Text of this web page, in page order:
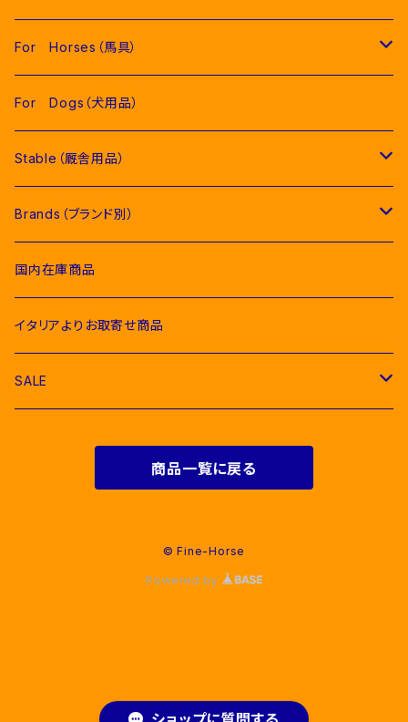
Men（男性用衣類）
Competition Jackets（競技用ジャケット）
Competition Shirts（競技用シャツ）
Bomber & Vest（アウター、ベスト）
Women（女性用衣類）
Competition Jackets（競技用ジャケット）
Competition Shirts（競技用シャツ）
Young Riders（ジュニア用衣類）
Competition Jackets（競技用ジャケット）
Competition Shirts（競技用シャツ）
Bomber & Vest（アウター、ベスト）
Socks & Ties（ソックス、ネクタイ類）
Socks（ソックス）
Ties（ネクタイ類）
Raincoats（レインコート）
Body Protector（ボディプロテクター）
Belts（ベルト）
Men & Women（大人用）
Foot Wear（乗馬用ブーツ類）
Helmets（乗馬用ヘルメット）
For Horses（馬具）
Pads（ゼッケン、パッド類）
Jumping Pads（障害馬術用ゼッケン）
Dressage Pads（馬場馬術用ゼッケン）
Fly Veils（イヤーネット類）
Bridles＆ Accesories （頭絡、手綱）
Bit（ハミ）
Halter & Lead rope（無口、曳き手）
Rugs & Neck Cover（馬着）
Girth Saver（腹帯）
Protecthions（プロテクター類）
Accessories（その他）
For Dogs（犬用品）
Stable（厩舎用品）
COMPETITION EQUIPMENT(競技会用品）
Stable Curtains（厩舎かけ）
Bags（バッグ類）
Horse Care（お手入れ用品）
Combs and Brushes（ブラシ）
Brands（ブランド別）
Acavallo（アカバロ）
EGO７（エゴセブン）
EQUICOMFORT(エクイコンフォート）
HKM（エイチケーエム）
国内在庫商品
イタリアよりお取寄せ商品
SALE
Men（男性用衣類）
For Horses(馬具）
商品一覧に戻る
© Fine-Horse
Powered by